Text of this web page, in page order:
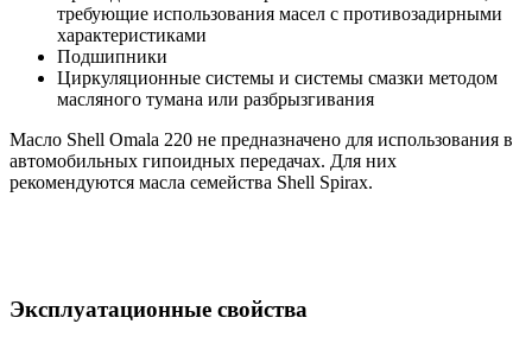
требующие использования масел с противозадирными
характеристиками
Подшипники
Циркуляционные системы и системы смазки методом
масляного тумана или разбрызгивания
Масло Shell Omala 220 не предназначено для использования в
автомобильных гипоидных передачах. Для них
рекомендуются масла семейства Shell Spirax.
Эксплуатационные свойства